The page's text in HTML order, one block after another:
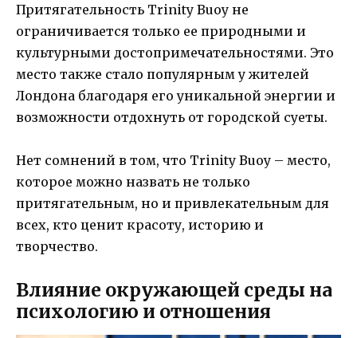
Притягательность Trinity Buoy не
ограничивается только ее природными и
культурными достопримечательностями. Это
место также стало популярным у жителей
Лондона благодаря его уникальной энергии и
возможности отдохнуть от городской суеты.
Нет сомнений в том, что Trinity Buoy – место,
которое можно назвать не только
притягательным, но и привлекательным для
всех, кто ценит красоту, историю и
творчество.
Влияние окружающей среды на
психологию и отношения